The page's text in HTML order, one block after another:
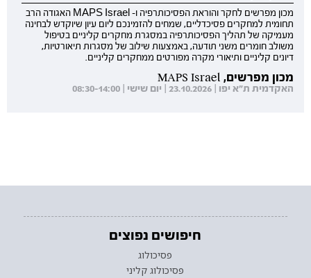
מכון מפרשים לחקר והוראת הפסיכותרפיה ו- MAPS Israel האגודה הרב
תחומית למחקרים פסיכדליים, שמחים להזמינכם ליום עיון שיוקדש לבחינה
מעמיקה של תהליך הפסיכותרפיה במסגרת מחקרים קליניים בטיפול
משולב חומרים משני תודעה, באמצעות שילוב של מסגרות תיאורטיות,
דיונים קליניים ותיאורי מקרה מפורטים ממחקרים קליניים.
מכון מפרשים, MAPS Israel
האקדמית ת"א יפו | 23.10.2026 | יום שישי | 08:30-14:00
חיפושים נפוצים
פסיכולוג
פסיכולוג קליני